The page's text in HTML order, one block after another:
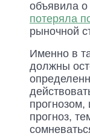
объявила
потеряла
рыночной
Именно в
должны
прогнозом,
прогноз,